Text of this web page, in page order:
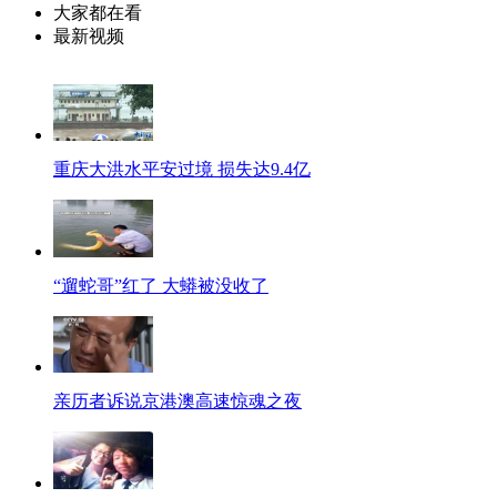
大家都在看
最新视频
重庆大洪水平安过境 损失达9.4亿
“遛蛇哥”红了 大蟒被没收了
亲历者诉说京港澳高速惊魂之夜